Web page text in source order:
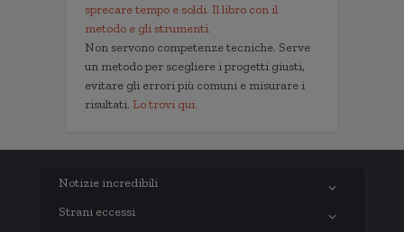
sprecare tempo e soldi. Il libro con il
metodo e gli strumenti.
Non servono competenze tecniche. Serve
un metodo per scegliere i progetti giusti,
evitare gli errori più comuni e misurare i
risultati. Lo trovi qui.
Notizie incredibili
Strani eccessi